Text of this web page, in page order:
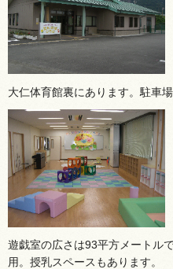
大仁体育館裏にあります。駐車
遊戯室の広さは93平方メートル
用。授乳スペースもあります。